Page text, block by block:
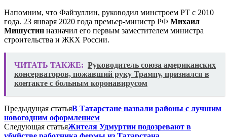
Напомним, что Файзуллин, руководил минстроем РТ с 2010
года. 23 января 2020 года премьер-министр РФ Михаил
Мишустин назначил его первым заместителем министра
строительства и ЖКХ России.
ЧИТАТЬ ТАКЖЕ: Руководитель союза американских
консерваторов, пожавший руку Трампу, признался в
контакте с больным коронавирусом
Предыдущая статьяВ Татарстане назвали районы с лучшим
новогодним оформлением
Следующая статьяЖителя Удмуртии подозревают в